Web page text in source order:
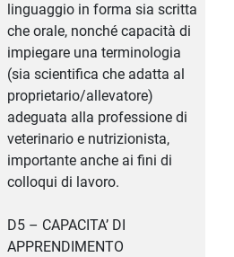
linguaggio in forma sia scritta
che orale, nonché capacità di
impiegare una terminologia
(sia scientifica che adatta al
proprietario/allevatore)
adeguata alla professione di
veterinario e nutrizionista,
importante anche ai fini di
colloqui di lavoro.
D5 – CAPACITA’ DI
APPRENDIMENTO